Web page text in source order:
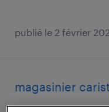
publié le 2 février
magasinier